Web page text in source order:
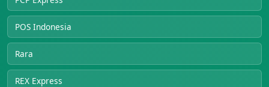
POS Indonesia
Rara
REX Express